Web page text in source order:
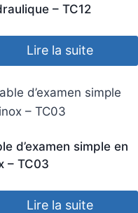
– TC12
Lire la suite
d’examen simple en
– TC03
Lire la suite